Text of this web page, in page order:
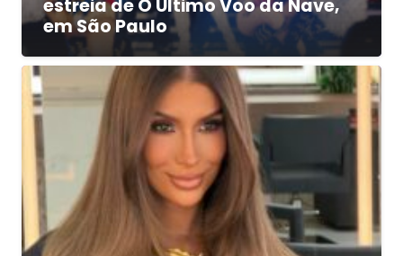
estreia de O Último Voo da Nave,
em São Paulo